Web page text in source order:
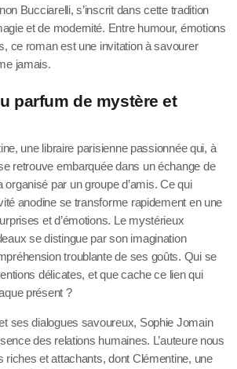
Bucciarelli, s’inscrit dans cette tradition
et de modernité. Entre humour, émotions
ce roman est une invitation à savourer
jamais.
parfum de mystère et
une libraire parisienne passionnée qui, à
retrouve embarquée dans un échange de
par un groupe d’amis. Ce qui
anodine se transforme rapidement en une
et d’émotions. Le mystérieux
se distingue par son imagination
troublante de ses goûts. Qui se
délicates, et que cache ce lien qui
présent ?
ses dialogues savoureux, Sophie Jomain
des relations humaines. L’auteure nous
riches et attachants, dont Clémentine, une